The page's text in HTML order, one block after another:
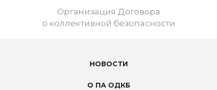
Организация Договора
о коллективной безопасности
НОВОСТИ
О ПА ОДКБ